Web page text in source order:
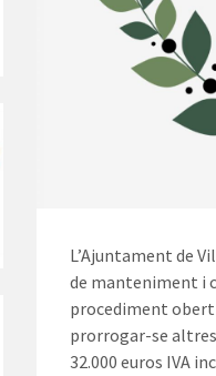
L’Ajuntament de
de manteniment i
procediment obert
prorrogar-se
32.000 euros IVA